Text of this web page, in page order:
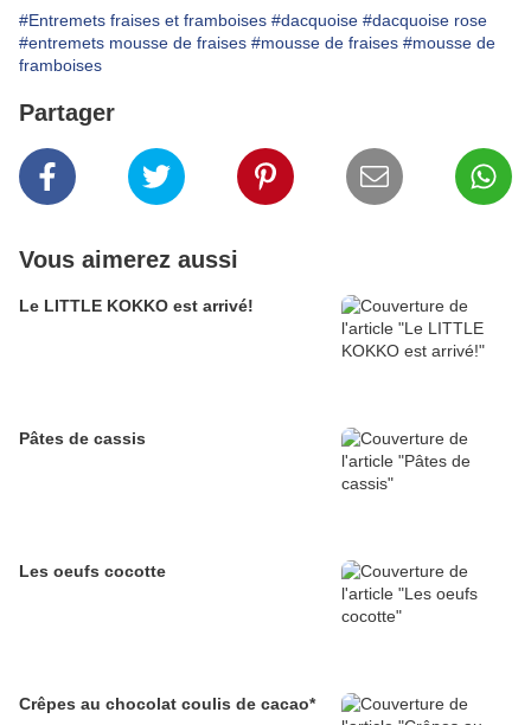
#Entremets fraises et framboises #dacquoise #dacquoise rose
#entremets mousse de fraises #mousse de fraises #mousse de
framboises
Partager
Vous aimerez aussi
Le LITTLE KOKKO est arrivé!
Pâtes de cassis
Les oeufs cocotte
Crêpes au chocolat coulis de cacao*